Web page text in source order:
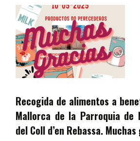
Recogida de alimentos a
Mallorca de la Parroquia de
del Coll d’en Rebassa.